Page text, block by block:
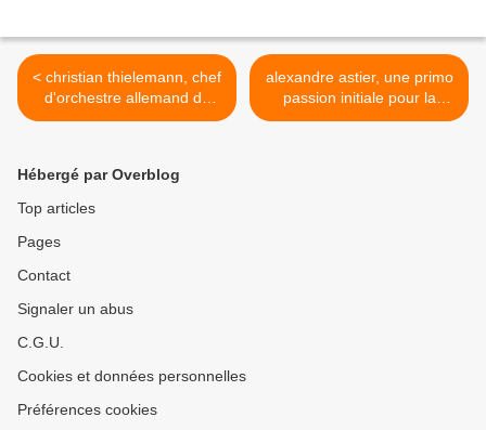
< christian thielemann, chef
d'orchestre allemand de
grand renom
alexandre astier, une primo
passion initiale pour la
musique >
Hébergé par Overblog
Top articles
Pages
Contact
Signaler un abus
C.G.U.
Cookies et données personnelles
Préférences cookies